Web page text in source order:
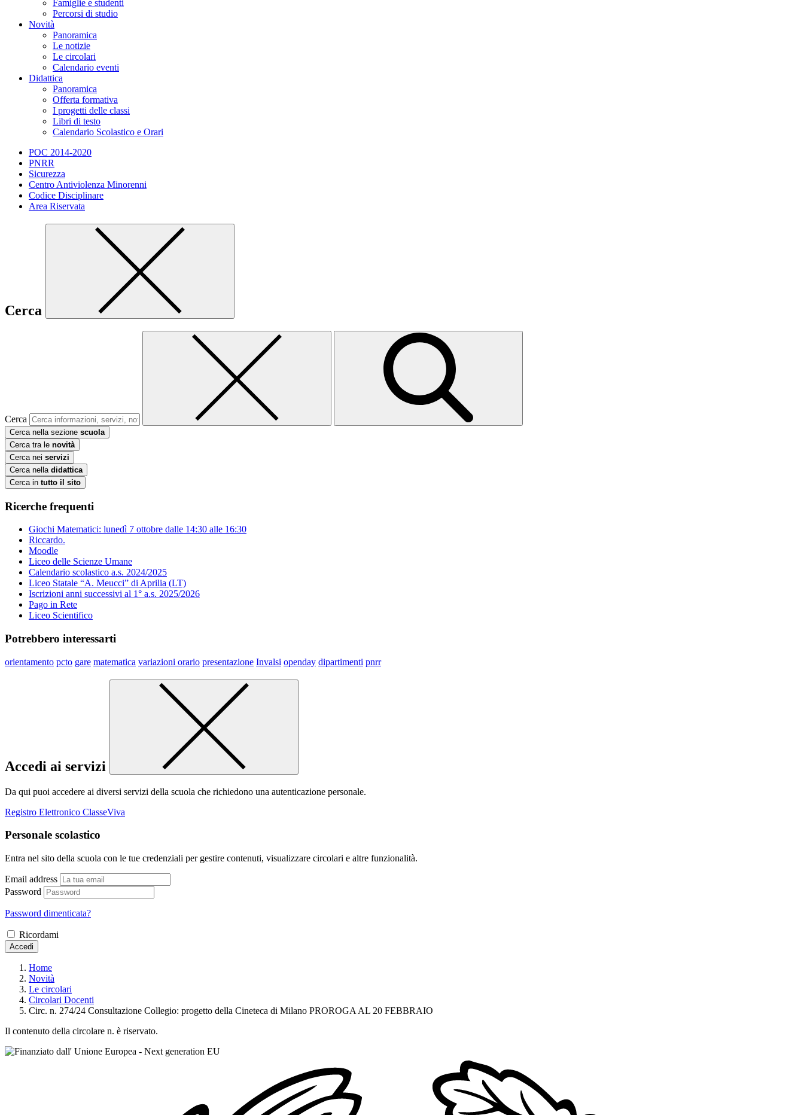
Famiglie e studenti
Percorsi di studio
Novità
Panoramica
Le notizie
Le circolari
Calendario eventi
Didattica
Panoramica
Offerta formativa
I progetti delle classi
Libri di testo
Calendario Scolastico e Orari
POC 2014-2020
PNRR
Sicurezza
Centro Antiviolenza Minorenni
Codice Disciplinare
Area Riservata
Cerca
Cerca
Cerca nella sezione scuola
Cerca tra le novità
Cerca nei servizi
Cerca nella didattica
Cerca in tutto il sito
Ricerche frequenti
Giochi Matematici: lunedì 7 ottobre dalle 14:30 alle 16:30
Riccardo.
Moodle
Liceo delle Scienze Umane
Calendario scolastico a.s. 2024/2025
Liceo Statale “A. Meucci” di Aprilia (LT)
Iscrizioni anni successivi al 1° a.s. 2025/2026
Pago in Rete
Liceo Scientifico
Potrebbero interessarti
orientamento pcto gare matematica variazioni orario presentazione Invalsi openday dipartimenti pnrr
Accedi ai servizi
Da qui puoi accedere ai diversi servizi della scuola che richiedono una autenticazione personale.
Registro Elettronico ClasseViva
Personale scolastico
Entra nel sito della scuola con le tue credenziali per gestire contenuti, visualizzare circolari e altre funzionalità.
Email address
Password
Password dimenticata?
Ricordami
Accedi
Home
Novità
Le circolari
Circolari Docenti
Circ. n. 274/24 Consultazione Collegio: progetto della Cineteca di Milano PROROGA AL 20 FEBBRAIO
Il contenuto della circolare n. è riservato.